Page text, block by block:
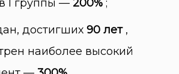
I группы — 200% ;
достигших 90 лет ,
наиболее высокий